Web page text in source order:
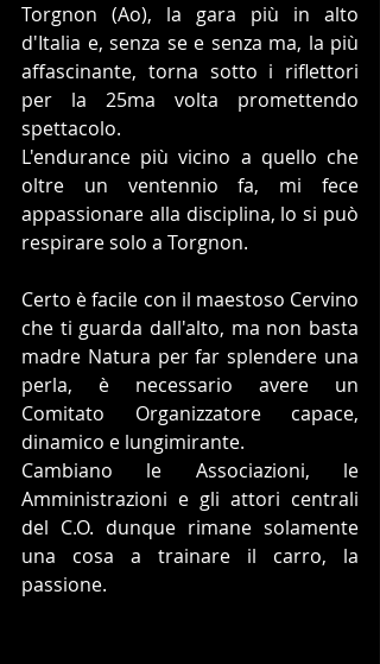
Torgnon (Ao), la gara più in alto
d'Italia e, senza se e senza ma, la più
affascinante, torna sotto i riflettori
per la 25ma volta promettendo
spettacolo.
L'endurance più vicino a quello che
oltre un ventennio fa, mi fece
appassionare alla disciplina, lo si può
respirare solo a Torgnon.
Certo è facile con il maestoso Cervino
che ti guarda dall'alto, ma non basta
madre Natura per far splendere una
perla, è necessario avere un
Comitato Organizzatore capace,
dinamico e lungimirante.
Cambiano le Associazioni, le
Amministrazioni e gli attori centrali
del C.O. dunque rimane solamente
una cosa a trainare il carro, la
passione.